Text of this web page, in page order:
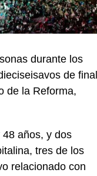
durante los
de final
de la Reforma,
años, y dos
tres de los
relacionado con